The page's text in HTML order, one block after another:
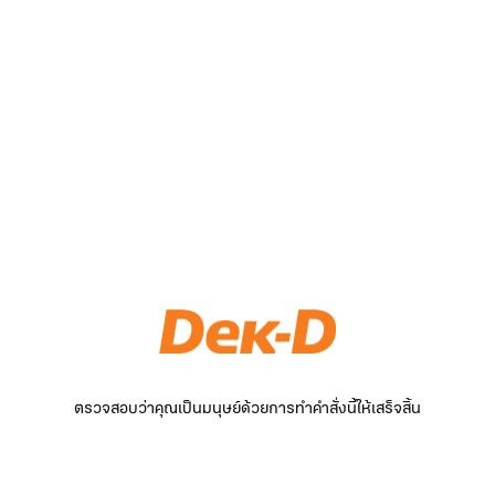
ตรวจสอบว่าคุณเป็นมนุษย์ด้วยการทำคำสั่งนี้ให้เสร็จสิ้น